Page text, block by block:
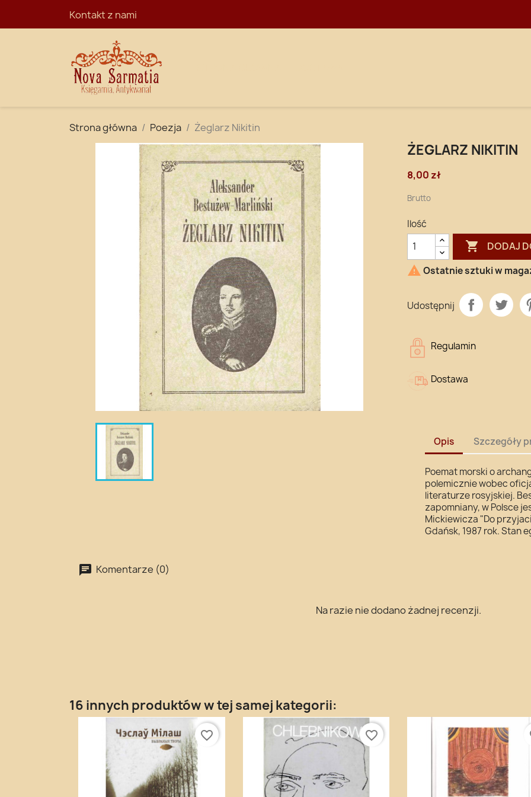
Kontakt z nami
Strona główna Poezja Żeglarz Nikitin
ŻEGLARZ NIKITIN
8,00 zł
Brutto
Ilość
 DODAJ
 Ostatnie sztuki w
Udostępnij
Regulamin
Dostawa
Opis Szczegóły
Poemat morski o
polemicznie wobec
literaturze rosyjskiej.
zapomniany, w Polsce
Mickiewicza "Do
Gdańsk, 1987 rok. Stan
Komentarze (0)
Na razie nie dodano żadnej recenzji.
16 innych produktów w tej samej kategorii:
favorite_border favorite_border